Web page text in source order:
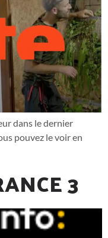
dans le dernier
pouvez le voir en
3